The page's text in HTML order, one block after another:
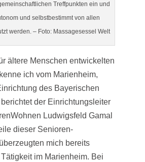
Treffpunkten ein und
und selbstbestimmt von allen
werden. – Foto: Massagesessel Welt
ältere Menschen entwickelten
ich vom Marienheim,
des Bayerischen
berichtet der Einrichtungsleiter
Ludwigsfeld Gamal
dieser Senioren-
mich bereits
im Marienheim. Bei